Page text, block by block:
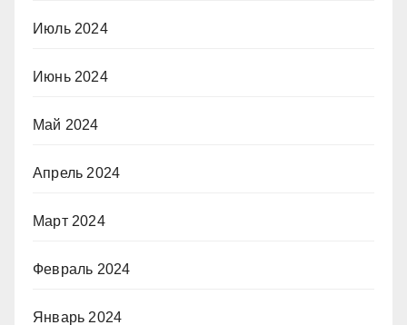
Июль 2024
Июнь 2024
Май 2024
Апрель 2024
Март 2024
Февраль 2024
Январь 2024